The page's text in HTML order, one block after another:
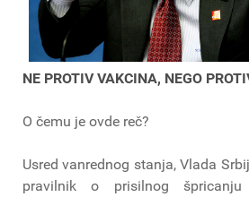
NE PROTIV VAKCINA, NEGO
O čemu je ovde reč?
Usred vanrednog stanja, Vlada
pravilnik o prisilnog špricanju